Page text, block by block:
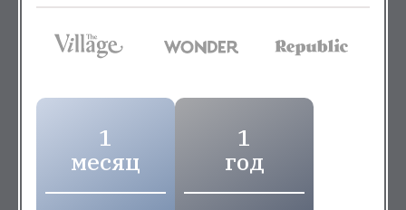
1
месяц
1
год